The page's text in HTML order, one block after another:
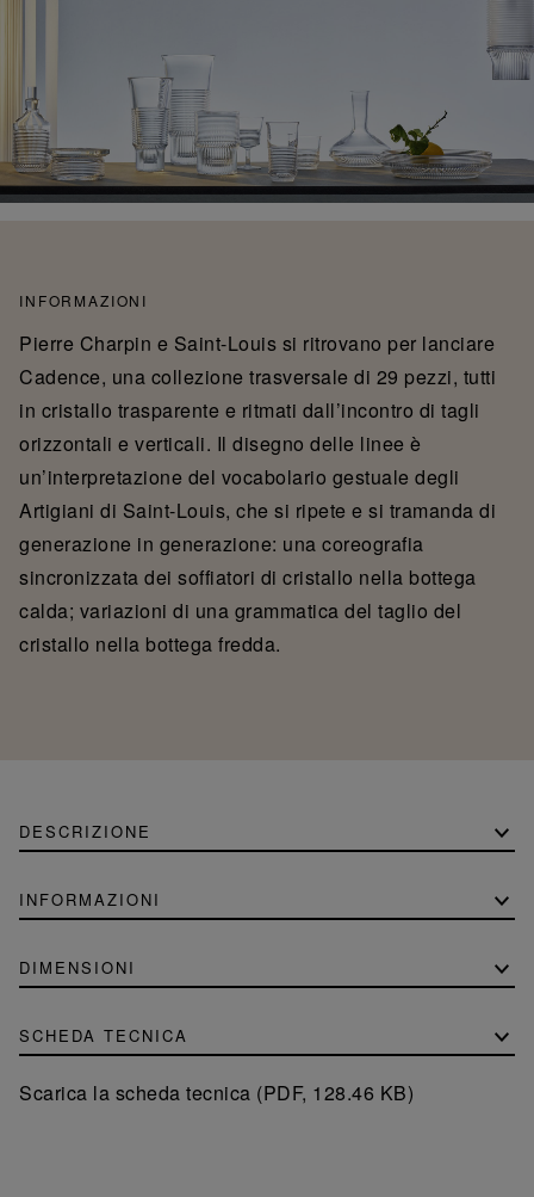
INFORMAZIONI
Pierre Charpin e Saint-Louis si ritrovano per lanciare
Cadence, una collezione trasversale di 29 pezzi, tutti
in cristallo trasparente e ritmati dall’incontro di tagli
orizzontali e verticali. Il disegno delle linee è
un’interpretazione del vocabolario gestuale degli
Artigiani di Saint-Louis, che si ripete e si tramanda di
generazione in generazione: una coreografia
sincronizzata dei soffiatori di cristallo nella bottega
calda; variazioni di una grammatica del taglio del
cristallo nella bottega fredda.
DESCRIZIONE
INFORMAZIONI
DIMENSIONI
SCHEDA TECNICA
Scarica la scheda tecnica (PDF, 128.46 KB)